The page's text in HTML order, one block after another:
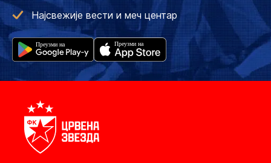
Најсвежије вести и меч центар